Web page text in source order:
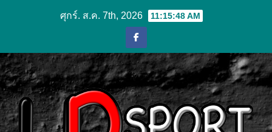
ศุกร์. ส.ค. 7th, 2026 11:15:48 AM